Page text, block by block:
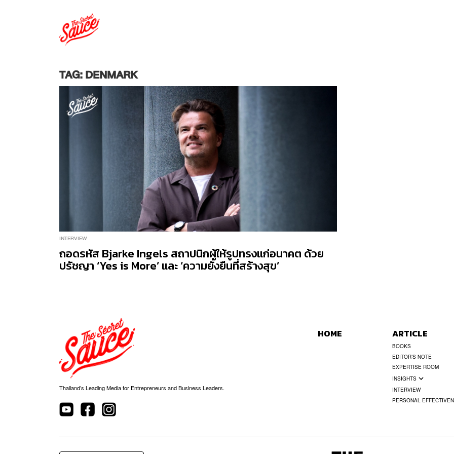
TAG: DENMARK
INTERVIEW
ถอดรหัส Bjarke Ingels สถาปนิกผู้ให้รูปทรงแก่อนาคต ด้วย
ปรัชญา ‘Yes is More’ และ ‘ความยั่งยืนที่สร้างสุข’
Thailand’s Leading Media for Entrepreneurs and Business Leaders.
HOME ARTICLE
BOOKS
EDITOR’S NOTE
EXPERTISE ROOM
INSIGHTS
INTERVIEW
PERSONAL